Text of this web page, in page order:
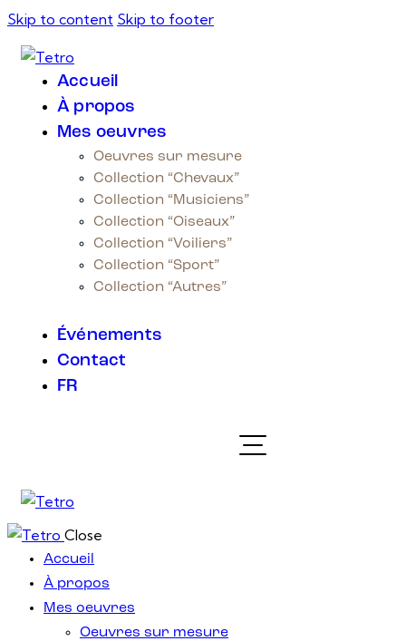
Skip to content Skip to footer
Accueil
À propos
Mes oeuvres
Oeuvres sur mesure
Collection “Chevaux”
Collection “Musiciens”
Collection “Oiseaux”
Collection “Voiliers”
Collection “Sport”
Collection “Autres”
Événements
Contact
FR
Close
Accueil
À propos
Mes oeuvres
Oeuvres sur mesure